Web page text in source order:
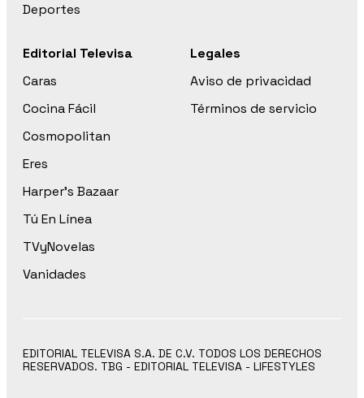
Deportes
Editorial Televisa
Caras
Cocina Fácil
Cosmopolitan
Eres
Harper’s Bazaar
Tú En Línea
TVyNovelas
Vanidades
Legales
Aviso de privacidad
Términos de servicio
EDITORIAL TELEVISA S.A. DE C.V. TODOS LOS DERECHOS
RESERVADOS. TBG - EDITORIAL TELEVISA - LIFESTYLES